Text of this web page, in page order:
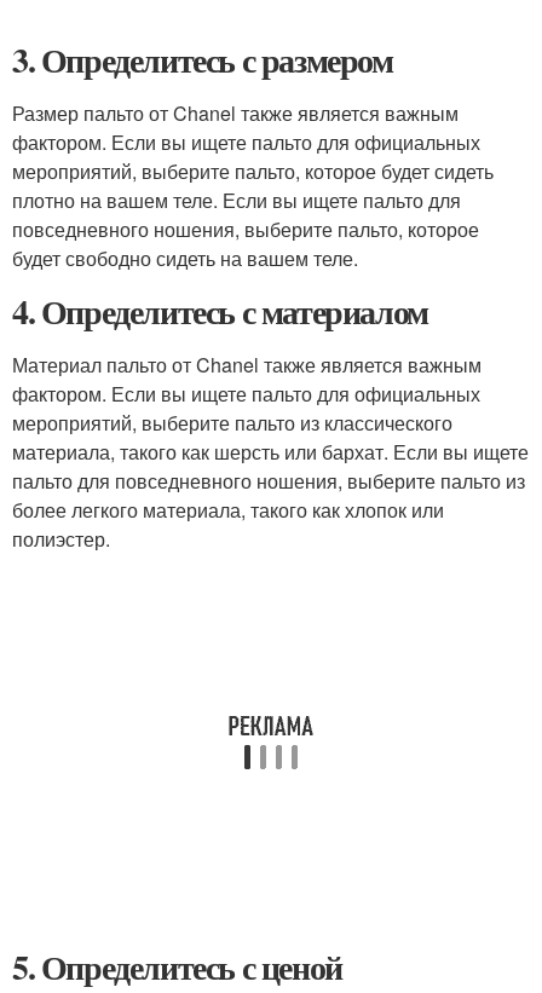
3. Определитесь с размером
Размер пальто от Chanel также является важным
фактором. Если вы ищете пальто для официальных
мероприятий, выберите пальто, которое будет сидеть
плотно на вашем теле. Если вы ищете пальто для
повседневного ношения, выберите пальто, которое
будет свободно сидеть на вашем теле.
4. Определитесь с материалом
Материал пальто от Chanel также является важным
фактором. Если вы ищете пальто для официальных
мероприятий, выберите пальто из классического
материала, такого как шерсть или бархат. Если вы ищете
пальто для повседневного ношения, выберите пальто из
более легкого материала, такого как хлопок или
полиэстер.
5. Определитесь с ценой